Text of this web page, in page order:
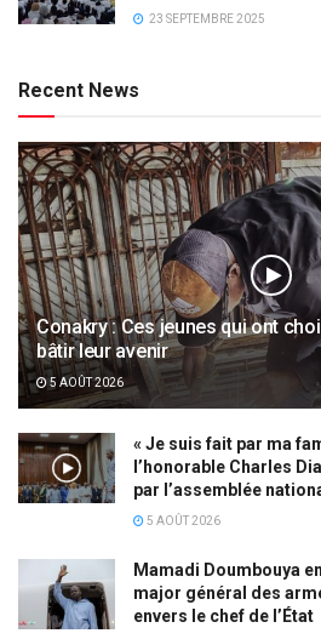
23 SEPTEMBRE 2025
Recent News
Conakry : Ces jeunes qui ont
bâtir leur avenir
5 AOÛT 2026
« Je suis fait par ma
l’honorable Charles
par l’assemblée
5 AOÛT 2026
Mamadi Doumbouya
major général des
envers le chef de l’État